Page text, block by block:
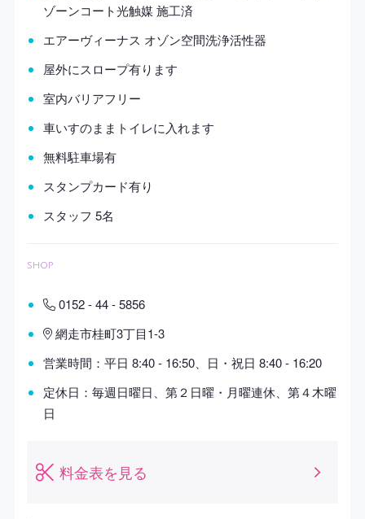
ゾーンコート光触媒 施工済
エアーヴィーナス オゾン空間洗浄活性器
屋外にスロープ有ります
室内バリアフリー
車いすのままトイレに入れます
無料駐車場有
スタンプカード有り
スタッフ 5名
shop
0152 - 44 - 5856
網走市桂町3丁目1-3
営業時間：平日 8:40 - 16:50、日・祝日 8:40 - 16:20
定休日：毎週日曜日、第２日曜・月曜連休、第４木曜
日
料金表を見る